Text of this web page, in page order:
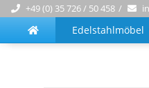
+49 (0) 35 726 / 50 458
Edelstahlmöbel